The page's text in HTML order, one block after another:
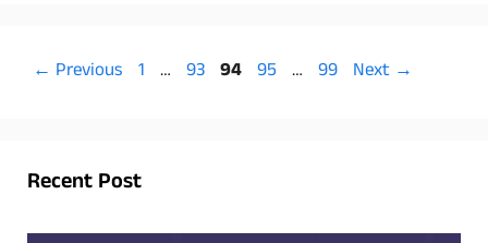
← Previous Page
1 … Page
93 Page
94 Page
95 … Page
99 Next →
Recent Post